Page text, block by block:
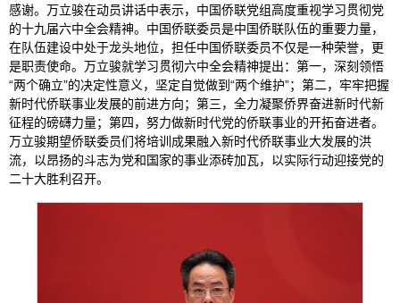
感谢。万立骏在动员讲话中表示，中国侨联党组高度重视学习贯彻党
的十九届六中全会精神。中国侨联委员是中国侨联队伍的重要力量，
在队伍建设中处于龙头地位，担任中国侨联委员不仅是一种荣誉，更
是职责使命。万立骏就学习贯彻六中全会精神提出：第一，深刻领悟
“两个确立”的决定性意义，坚定自觉做到“两个维护”；第二，牢牢把握
新时代侨联事业发展的前进方向；第三，全力凝聚侨界奋进新时代新
征程的磅礴力量；第四，努力做新时代党的侨联事业的开拓奋进者。
万立骏期望侨联委员们将培训成果融入新时代侨联事业大发展的洪
流，以昂扬的斗志为党和国家的事业添砖加瓦，以实际行动迎接党的
二十大胜利召开。